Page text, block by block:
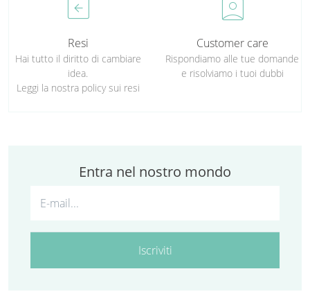
assignment_return
Resi
Hai tutto il diritto di cambiare
idea.
Leggi la nostra policy sui resi
perm_contact_calendar
Customer care
Rispondiamo alle tue domande
e risolviamo i tuoi dubbi
Entra nel nostro mondo
Iscriviti